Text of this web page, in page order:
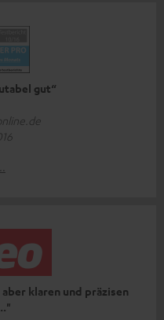
gut“
klaren und präzisen